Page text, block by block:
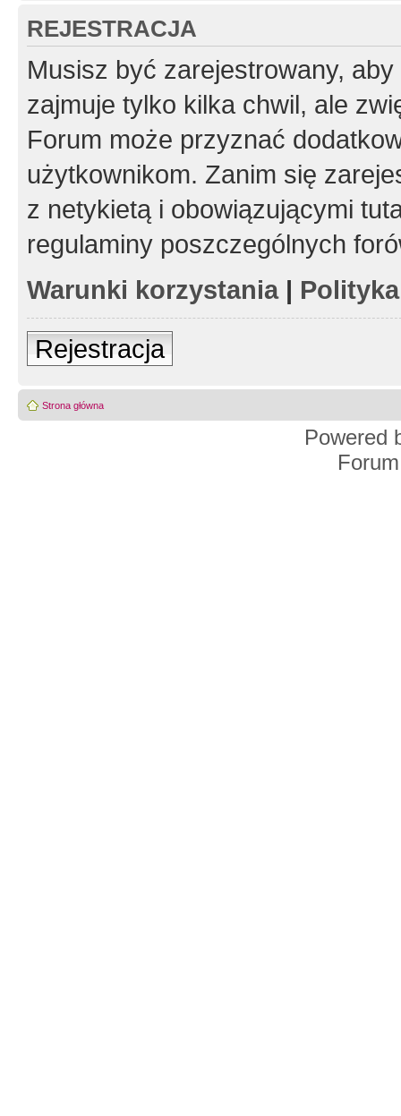
REJESTRACJA
Musisz być zarejestrowany,
zajmuje tylko kilka chwil, ale
Forum może przyznać
użytkownikom. Zanim się
z netykietą i obowiązującymi
regulaminy poszczególnych
Warunki korzystania|
Rejestracja
Strona główna
Powered